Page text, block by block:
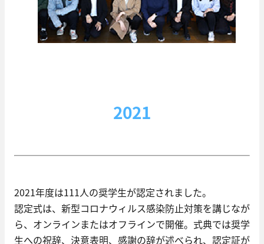
2021
2021年度は111人の奨学生が認定されました。
認定式は、新型コロナウィルス感染防止対策を講じなが
ら、オンラインまたはオフラインで開催。式典では奨学
生への祝辞、決意表明、感謝の辞が述べられ、認定証が